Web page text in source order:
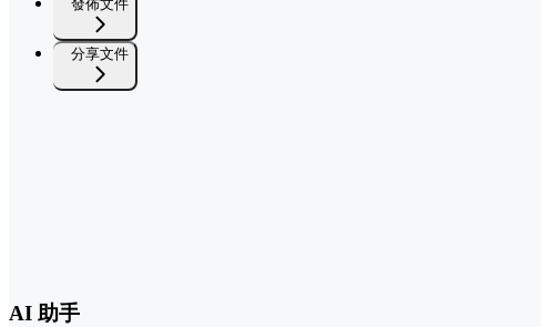
發佈文件
分享文件
AI 助手